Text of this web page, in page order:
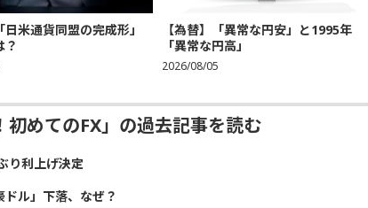
日米通貨同盟の完成形」
？
【為替】「異常な円安」と1995年
「異常な円高」
2026/08/05
初めてのFX」の過去記事を読む
り利上げ決定
ドル」下落、なぜ？